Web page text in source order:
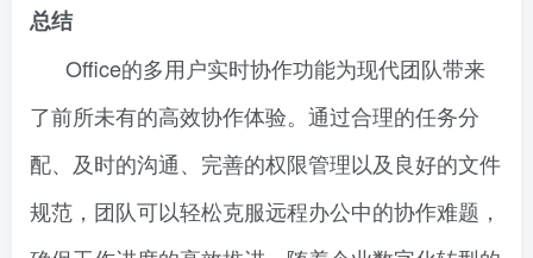
总结
Office的多用户实时协作功能为现代团队带来
了前所未有的高效协作体验。通过合理的任务分
配、及时的沟通、完善的权限管理以及良好的文件
规范，团队可以轻松克服远程办公中的协作难题，